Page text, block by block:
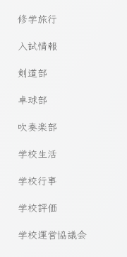
修学旅行
入試情報
剣道部
卓球部
吹奏楽部
学校生活
学校行事
学校評価
学校運営協議会